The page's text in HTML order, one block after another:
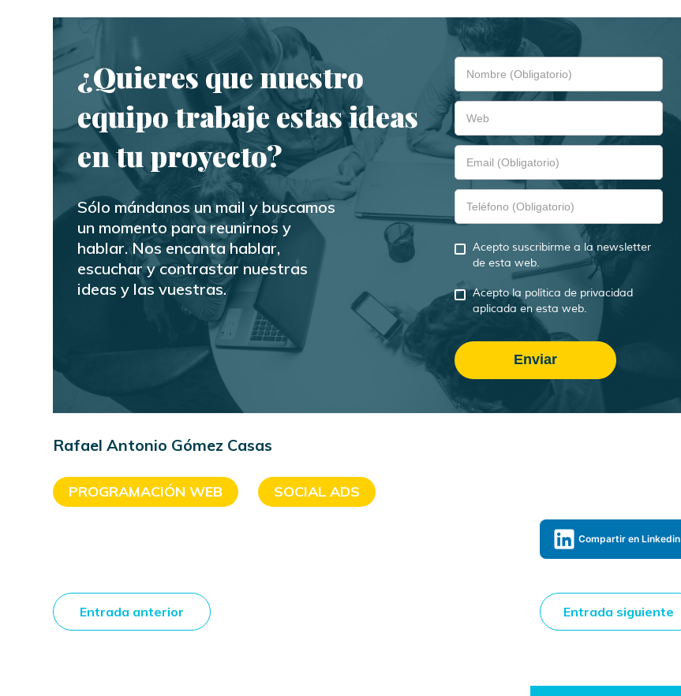
¿Quieres que nuestro
equipo trabaje estas ideas
en tu proyecto?
Sólo mándanos un mail y buscamos
un momento para reunirnos y
hablar. Nos encanta hablar,
escuchar y contrastar nuestras
ideas y las vuestras.
Acepto suscribirme a la newsletter
de esta web.
Acepto la política de privacidad
aplicada en esta web.
Rafael Antonio Gómez Casas
PROGRAMACIÓN WEB SOCIAL ADS
Compartir en Linkedin
Entrada anterior Entrada siguiente